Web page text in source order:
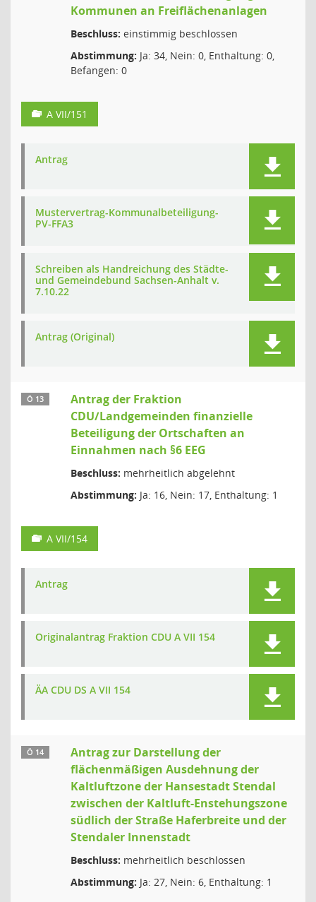
Kommunen an Freiflächenanlagen
Beschluss: einstimmig beschlossen
Abstimmung: Ja: 34, Nein: 0, Enthaltung: 0,
Befangen: 0
A VII/151
Antrag
Mustervertrag-Kommunalbeteiligung-
PV-FFA3
Schreiben als Handreichung des Städte-
und Gemeindebund Sachsen-Anhalt v.
7.10.22
Antrag (Original)
Ö 13
Antrag der Fraktion
CDU/Landgemeinden finanzielle
Beteiligung der Ortschaften an
Einnahmen nach §6 EEG
Beschluss: mehrheitlich abgelehnt
Abstimmung: Ja: 16, Nein: 17, Enthaltung: 1
A VII/154
Antrag
Originalantrag Fraktion CDU A VII 154
ÄA CDU DS A VII 154
Ö 14
Antrag zur Darstellung der
flächenmäßigen Ausdehnung der
Kaltluftzone der Hansestadt Stendal
zwischen der Kaltluft-Enstehungszone
südlich der Straße Haferbreite und der
Stendaler Innenstadt
Beschluss: mehrheitlich beschlossen
Abstimmung: Ja: 27, Nein: 6, Enthaltung: 1